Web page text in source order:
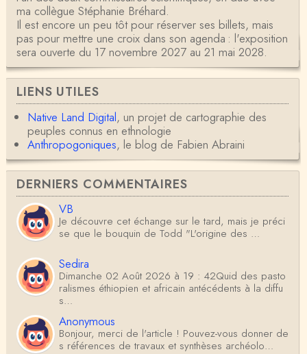
ma collègue Stéphanie Bréhard.
Il est encore un peu tôt pour réserver ses billets, mais
pas pour mettre une croix dans son agenda : l'exposition
sera ouverte du 17 novembre 2027 au 21 mai 2028.
LIENS UTILES
Native Land Digital, un projet de cartographie des
peuples connus en ethnologie
Anthropogoniques, le blog de Fabien Abraini
DERNIERS COMMENTAIRES
VB
Je découvre cet échange sur le tard, mais je préci
se que le bouquin de Todd "L'origine des …
Sedira
Dimanche 02 Août 2026 à 19 : 42Quid des pasto
ralismes éthiopien et africain antécédents à la diffu
s…
Anonymous
Bonjour, merci de l'article ! Pouvez-vous donner de
s références de travaux et synthèses archéolo…